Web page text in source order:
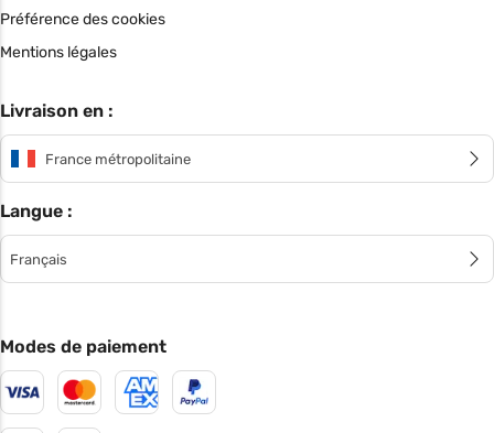
Préférence des cookies
Mentions légales
Livraison en :
France métropolitaine
Langue :
Français
Modes de paiement